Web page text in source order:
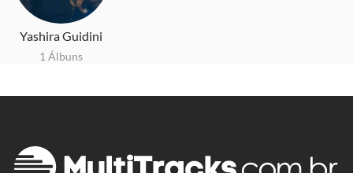
Yashira Guidini
1 Álbuns